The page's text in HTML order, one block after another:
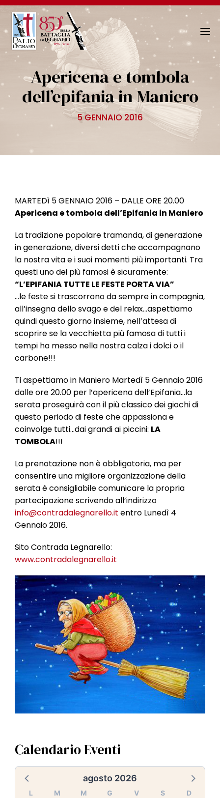
N
v
Apericena e tombola
dell’epifania in Maniero
5 GENNAIO 2016
MARTEDì 5 GENNAIO 2016 – DALLE ORE 20.00
Apericena e tombola dell’Epifania in Maniero
La tradizione popolare tramanda, di generazione
in generazione, diversi detti che accompagnano
la nostra vita e i suoi momenti più importanti. Tra
questi uno dei più famosi è sicuramente:
“L’EPIFANIA TUTTE LE FESTE PORTA VIA”
…le feste si trascorrono da sempre in compagnia,
all’insegna dello svago e del relax…aspettiamo
quindi questo giorno insieme, nell’attesa di
scoprire se la vecchietta più famosa di tutti i
tempi ha messo nella nostra calza i dolci o il
carbone!!!
Ti aspettiamo in Maniero Martedì 5 Gennaio 2016
dalle ore 20.00 per l’apericena dell’Epifania…la
serata proseguirà con il più classico dei giochi di
questo periodo di feste che appassiona e
coinvolge tutti…dai grandi ai piccini: LA
TOMBOLA!!!
La prenotazione non è obbligatoria, ma per
consentire una migliore organizzazione della
serata è consigliabile comunicare la propria
partecipazione scrivendo all’indirizzo
info@contradalegnarello.it entro Lunedì 4
Gennaio 2016.
Sito Contrada Legnarello:
www.contradalegnarello.it
Calendario Eventi
agosto 2026
L M M G V S
D